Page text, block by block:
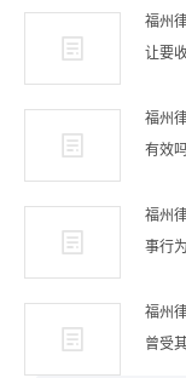
福州
让要
福州
有效吗
福州
事行
福州
曾受